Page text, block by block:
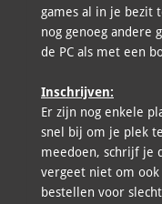
games al in je bezit
nog genoeg andere
de PC als met een
Inschrijven:
Er zijn nog enkele
snel bij om je plek
meedoen, schrijf je
vergeet niet om ook
bestellen voor